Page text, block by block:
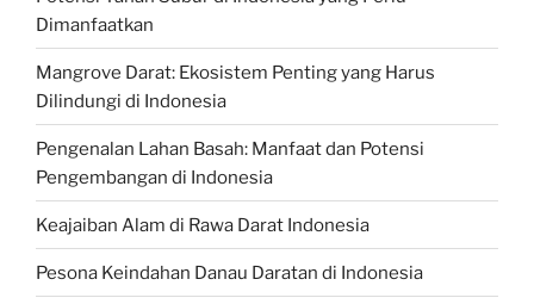
Dimanfaatkan
Mangrove Darat: Ekosistem Penting yang Harus
Dilindungi di Indonesia
Pengenalan Lahan Basah: Manfaat dan Potensi
Pengembangan di Indonesia
Keajaiban Alam di Rawa Darat Indonesia
Pesona Keindahan Danau Daratan di Indonesia